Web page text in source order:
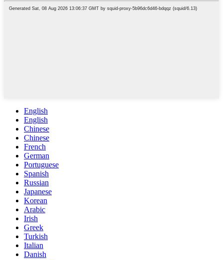
English
English
Chinese
Chinese
French
German
Portuguese
Spanish
Russian
Japanese
Korean
Arabic
Irish
Greek
Turkish
Italian
Danish